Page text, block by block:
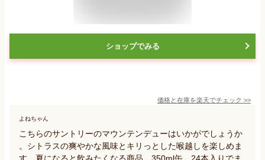
ショップでみる
価格と在庫を楽天でチェック >>
よねちゃん
こちらのサントリーのマウンテンデューはいかがでしょうか
。シトラスの爽やかな風味とキリっとした喉越しを楽しめま